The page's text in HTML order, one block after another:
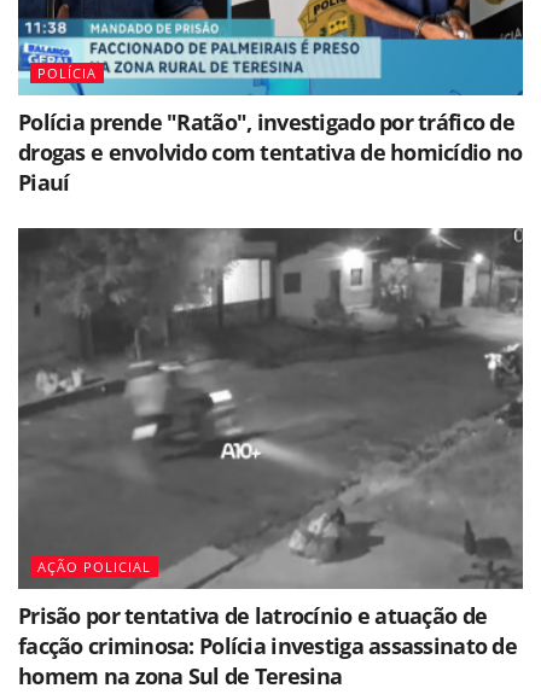
POLÍCIA
Polícia prende "Ratão", investigado por tráfico de
drogas e envolvido com tentativa de homicídio no
Piauí
AÇÃO POLICIAL
Prisão por tentativa de latrocínio e atuação de
facção criminosa: Polícia investiga assassinato de
homem na zona Sul de Teresina